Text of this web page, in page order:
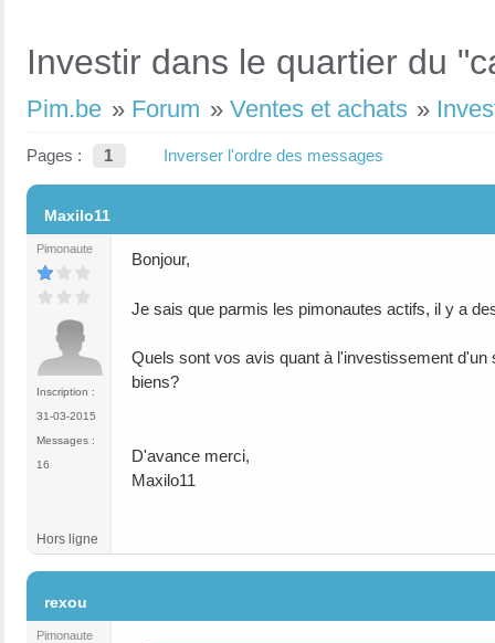
Investir dans le quartier du
Pim.be » Forum » Ventes et achats »
Pages : 1 Inverser l'ordre des messages
Maxilo11
Pimonaute
Inscription :
31-03-2015
Messages :
16
Bonjour,
Je sais que parmis les pimonautes actifs, il y a
Quels sont vos avis quant à l'investissement d'un
biens?
D'avance merci,
Maxilo11
Hors ligne
rexou
Pimonaute